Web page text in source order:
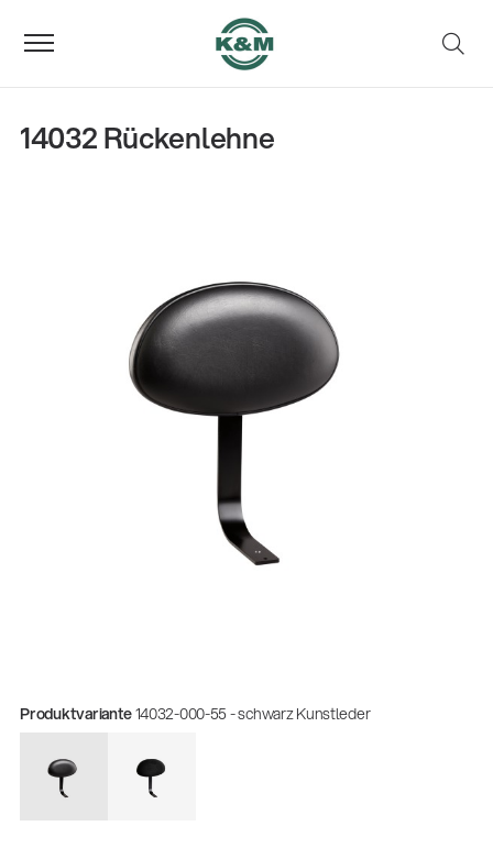
14032 Rückenlehne
Produktvariante14032-000-55 - schwarz Kunstleder